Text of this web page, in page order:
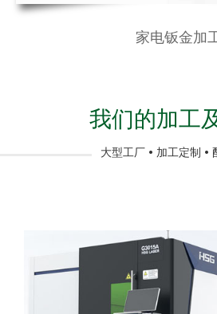
家电钣金加
我们的加工
大型工厂 • 加工定制 •